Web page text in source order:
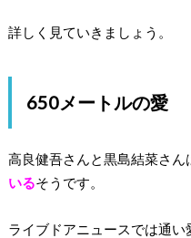
詳しく見ていきましょう。
650メートルの愛
高良健吾さんと黒島結菜さん
いるそうです。
ライブドアニュースでは通